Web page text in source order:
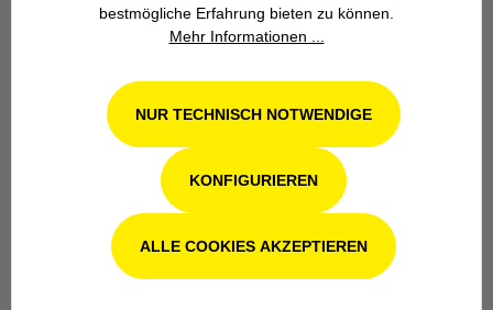
Werkstatt in Odenthal / Köln
Unsere Fachwerkstatt für Garten-, Forst-
und Landtechnik- Geräte in Odenthal bei
Köln steht Ihnen auch nach dem Kauf mit
Rat und Tat zur Seite.
bestmögliche Erfahrung bieten zu können.
Mehr Informationen ...
NUR TECHNISCH NOTWENDIGE
KONFIGURIEREN
ALLE COOKIES AKZEPTIEREN